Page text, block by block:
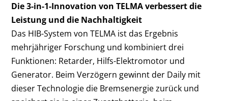
Die 3-in-1-Innovation von TELMA verbessert die
Leistung und die Nachhaltigkeit
Das HIB-System von TELMA ist das Ergebnis
mehrjähriger Forschung und kombiniert drei
Funktionen: Retarder, Hilfs-Elektromotor und
Generator. Beim Verzögern gewinnt der Daily mit
dieser Technologie die Bremsenergie zurück und